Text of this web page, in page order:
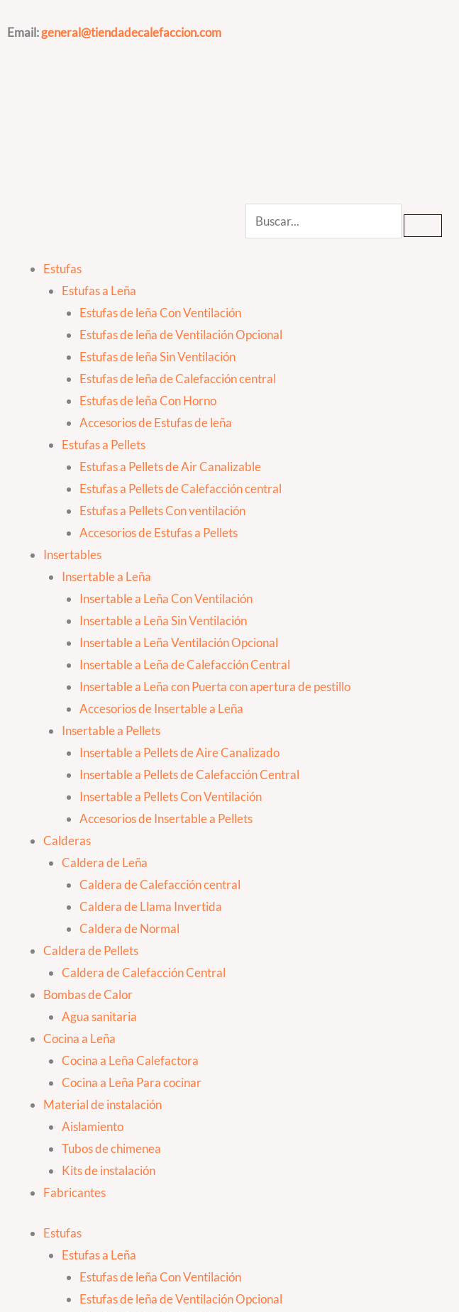
Email:general@tiendadecalefaccion.com
Search
Estufas
Estufas a Leña
Estufas de leña Con Ventilación
Estufas de leña de Ventilación Opcional
Estufas de leña Sin Ventilación
Estufas de leña de Calefacción central
Estufas de leña Con Horno
Accesorios de Estufas de leña
Estufas a Pellets
Estufas a Pellets de Air Canalizable
Estufas a Pellets de Calefacción central
Estufas a Pellets Con ventilación
Accesorios de Estufas a Pellets
Insertables
Insertable a Leña
Insertable a Leña Con Ventilación
Insertable a Leña Sin Ventilación
Insertable a Leña Ventilación Opcional
Insertable a Leña de Calefacción Central
Insertable a Leña con Puerta con apertura de pestillo
Accesorios de Insertable a Leña
Insertable a Pellets
Insertable a Pellets de Aire Canalizado
Insertable a Pellets de Calefacción Central
Insertable a Pellets Con Ventilación
Accesorios de Insertable a Pellets
Calderas
Caldera de Leña
Caldera de Calefacción central
Caldera de Llama Invertida
Caldera de Normal
Caldera de Pellets
Caldera de Calefacción Central
Bombas de Calor
Agua sanitaria
Cocina a Leña
Cocina a Leña Calefactora
Cocina a Leña Para cocinar
Material de instalación
Aislamiento
Tubos de chimenea
Kits de instalación
Fabricantes
Estufas
Estufas a Leña
Estufas de leña Con Ventilación
Estufas de leña de Ventilación Opcional